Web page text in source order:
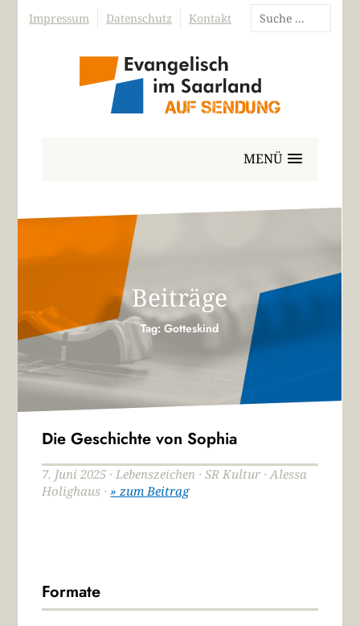
Impressum Datenschutz Kontakt
MENÜ
Beiträge
Tag: Gotteskind
Die Geschichte von Sophia
7. Juni 2025 · Lebenszeichen · SR Kultur · Alessa
Holighaus ·» zum Beitrag
Formate